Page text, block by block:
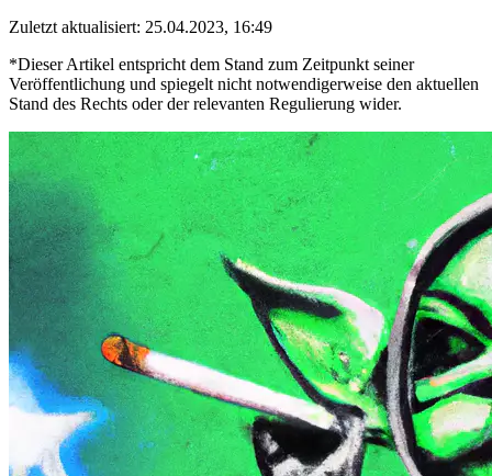
Zuletzt aktualisiert: 25.04.2023, 16:49
*Dieser Artikel entspricht dem Stand zum Zeitpunkt seiner
Veröffentlichung und spiegelt nicht notwendigerweise den aktuellen
Stand des Rechts oder der relevanten Regulierung wider.